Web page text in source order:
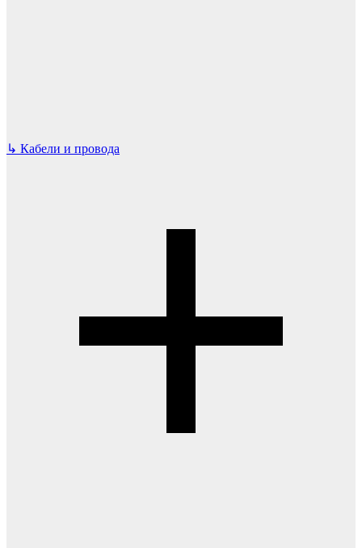
↳ Кабели и провода